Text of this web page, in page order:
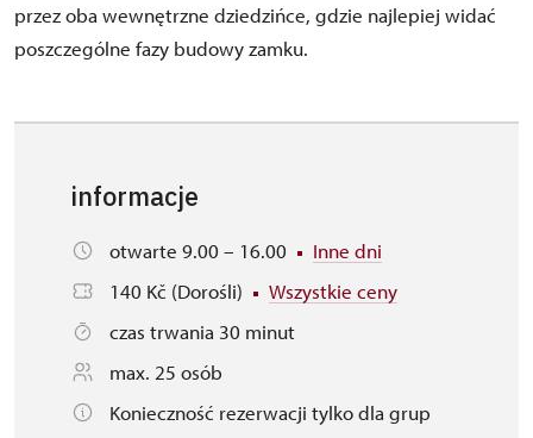
przez oba wewnętrzne dziedzińce, gdzie najlepiej widać
poszczególne fazy budowy zamku.
informacje
otwarte 9.00 – 16.00
Inne dni
140 Kč (Dorośli)
Wszystkie ceny
czas trwania 30 minut
max. 25 osób
Konieczność rezerwacji tylko dla grup